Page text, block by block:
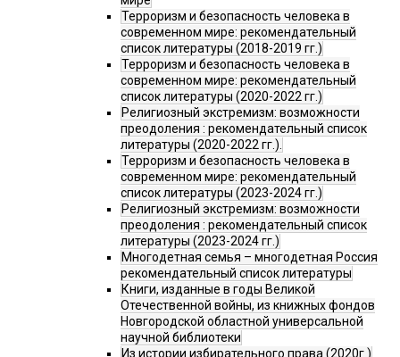
Терроризм и безопасность человека в
современном мире: рекомендательный
список литературы (2018-2019 гг.)
Терроризм и безопасность человека в
современном мире: рекомендательный
список литературы (2020-2022 гг.)
Религиозный экстремизм: возможности
преодоления : рекомендательный список
литературы (2020-2022 гг.).
Терроризм и безопасность человека в
современном мире: рекомендательный
список литературы (2023-2024 гг.)
Религиозный экстремизм: возможности
преодоления : рекомендательный список
литературы (2023-2024 гг.)
Многодетная семья – многодетная Россия
рекомендательный список литературы
Книги, изданные в годы Великой
Отечественной войны, из книжных фондов
Новгородской областной универсальной
научной библиотеки
Из истории избирательного права (2020г.)